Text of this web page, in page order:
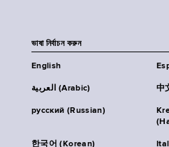
ভাষা নির্বাচন করুন
English
العربية (Arabic) 中
русский (Russian)
한국어 (Korean)